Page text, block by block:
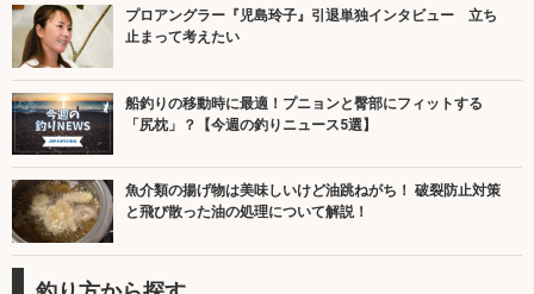
プロアングラー『児島玲子』引退単独インタビュー 立ち
止まって考えたい
船釣りの移動時に最適！プニョンと臀部にフィットする
「尻枕」？【今週の釣りニュース5選】
魚介類の揚げ物は美味しいけど油跳ねがち！ 破裂防止対策
と飛び散った油の処理について解説！